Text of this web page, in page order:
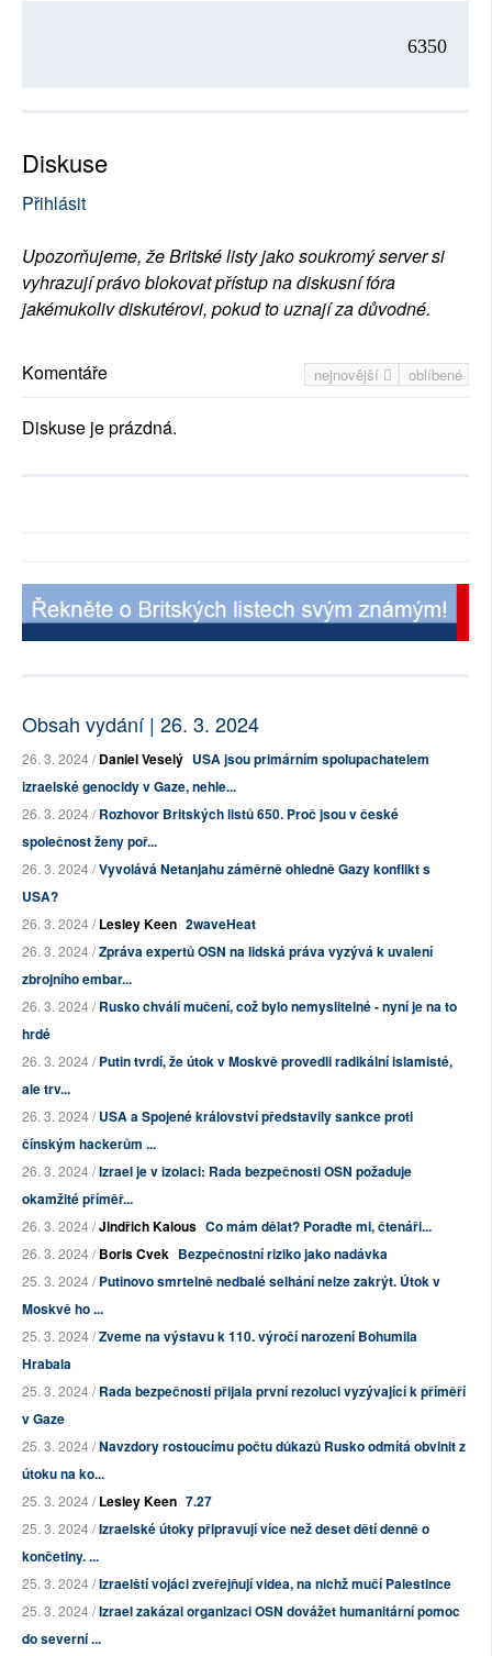
6350
Diskuse
Přihlásit
Upozorňujeme, že Britské listy jako soukromý server si
vyhrazují právo blokovat přístup na diskusní fóra
jakémukoliv diskutérovi, pokud to uznají za důvodné.
nejnovější oblíbené
Komentáře
Diskuse je prázdná.
Obsah vydání | 26. 3. 2024
26. 3. 2024 /Daniel Veselý USA jsou primárním spolupachatelem
izraelské genocidy v Gaze, nehle...
26. 3. 2024 /Rozhovor Britských listů 650. Proč jsou v české
společnost ženy poř...
26. 3. 2024 /Vyvolává Netanjahu záměrně ohledně Gazy konflikt s
USA?
26. 3. 2024 /Lesley Keen 2waveHeat
26. 3. 2024 /Zpráva expertů OSN na lidská práva vyzývá k uvalení
zbrojního embar...
26. 3. 2024 /Rusko chválí mučení, což bylo nemyslitelné - nyní je na to
hrdé
26. 3. 2024 /Putin tvrdí, že útok v Moskvě provedli radikální islamisté,
ale trv...
26. 3. 2024 /USA a Spojené království představily sankce proti
čínským hackerům ...
26. 3. 2024 /Izrael je v izolaci: Rada bezpečnosti OSN požaduje
okamžité příměř...
26. 3. 2024 /Jindřich Kalous Co mám dělat? Poraďte mi, čtenáři...
26. 3. 2024 /Boris Cvek Bezpečnostní riziko jako nadávka
25. 3. 2024 /Putinovo smrtelně nedbalé selhání nelze zakrýt. Útok v
Moskvě ho ...
25. 3. 2024 /Zveme na výstavu k 110. výročí narození Bohumila
Hrabala
25. 3. 2024 /Rada bezpečnosti přijala první rezoluci vyzývající k příměří
v Gaze
25. 3. 2024 /Navzdory rostoucímu počtu důkazů Rusko odmítá obvinit z
útoku na ko...
25. 3. 2024 /Lesley Keen 7.27
25. 3. 2024 /Izraelské útoky připravují více než deset dětí denně o
končetiny. ...
25. 3. 2024 /Izraelští vojáci zveřejňují videa, na nichž mučí Palestince
25. 3. 2024 /Izrael zakázal organizaci OSN dovážet humanitární pomoc
do severní ...